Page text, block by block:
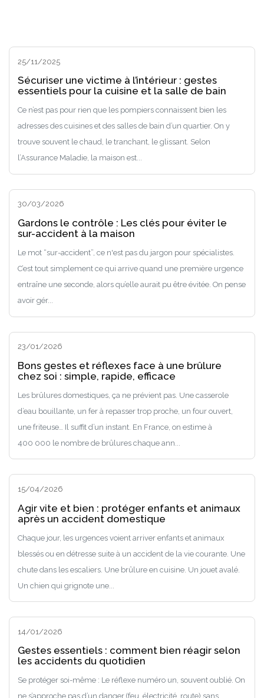
25/11/2025
Sécuriser une victime à l’intérieur : gestes
essentiels pour la cuisine et la salle de bain
Ce n’est pas pour rien que les pompiers connaissent bien les
adresses des cuisines et des salles de bain d’un quartier. On y
trouve souvent le chaud, le tranchant, le glissant. Selon
l’Assurance Maladie, la maison est...
30/03/2026
Gardons le contrôle : Les clés pour éviter le
sur-accident à la maison
Le mot “sur-accident”, ce n'est pas du jargon pour spécialistes.
C’est tout simplement ce qui arrive quand une première urgence
entraîne une seconde, alors qu’elle aurait pu être évitée. On pense
avoir gér...
23/01/2026
Bons gestes et réflexes face à une brûlure
chez soi : simple, rapide, efficace
Les brûlures domestiques, ça ne prévient pas. Une casserole
d’eau bouillante, un fer à repasser trop proche, un four ouvert,
une friteuse… Il suffit d’un instant. En France, on estime à
400 000 le nombre de brûlures chaque ann...
15/04/2026
Agir vite et bien : protéger enfants et animaux
après un accident domestique
Chaque jour, les urgences voient arriver enfants et animaux
blessés ou en détresse suite à un accident de la vie courante. Une
chute dans les escaliers. Une brûlure en cuisine. Un jouet avalé.
Un chien qui grignote une...
14/01/2026
Gestes essentiels : comment bien réagir selon
les accidents du quotidien
Se protéger soi-même : Le réflexe numéro un, souvent oublié. On
ne s’approche pas d’un danger (feu, électricité, route) sans